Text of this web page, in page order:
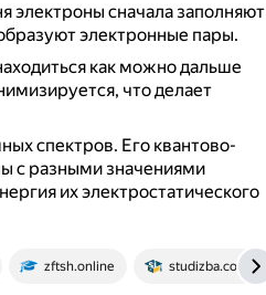
электроны сначала заполняют
электронные пары.
как можно дальше
что делает
спектров. Его квантово-
с разными значениями
их электростатического
zftsh.online studizba.com